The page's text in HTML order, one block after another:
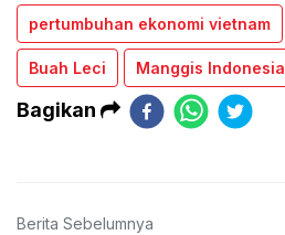
pertumbuhan ekonomi vietnam
Buah Leci Manggis Indonesia
Bagikan
Berita Sebelumnya